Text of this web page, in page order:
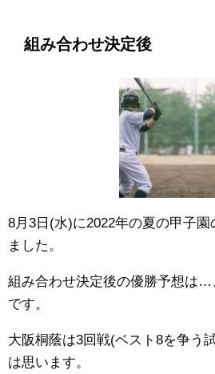
組み合わせ決定後
8月3日(水)に2022年の夏の甲子園
ました。
組み合わせ決定後の優勝予想は…
です。
大阪桐蔭は3回戦(ベスト8を争う
は思います。